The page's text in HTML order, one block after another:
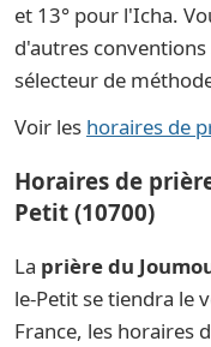
et 13° pour l'Icha.
d'autres
sélecteur de
Voir les horaires de
Horaires de
Petit (10700)
La prière du
le-Petit se tiendra le
France, les horaires